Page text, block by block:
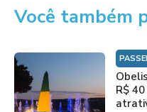
Você também
R$